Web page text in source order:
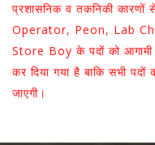
प्रशासनिक व तकनिकी
Operator, Peon, Lab
Store Boy के पदों को आगामी
कर दिया गया है बाकि सभी
जाएगी।